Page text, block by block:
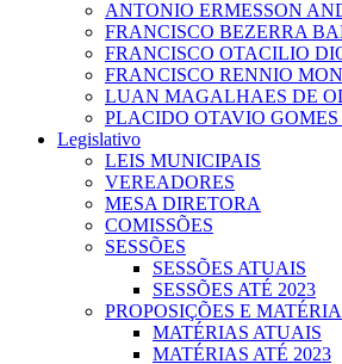
ANTONIO ERMESSON
FRANCISCO BEZERRA
FRANCISCO OTACILIO
FRANCISCO RENNIO
LUAN MAGALHAES DE
PLACIDO OTAVIO GOMES
Legislativo
LEIS MUNICIPAIS
VEREADORES
MESA DIRETORA
COMISSÕES
SESSÕES
SESSÕES ATUAIS
SESSÕES ATÉ 2023
PROPOSIÇÕES E
MATÉRIAS ATUAIS
MATÉRIAS ATÉ 2023